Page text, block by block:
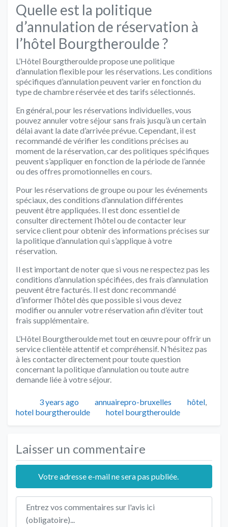
Quelle est la politique
d’annulation de réservation à
l’hôtel Bourgtheroulde ?
L’Hôtel Bourgtheroulde propose une politique
d’annulation flexible pour les réservations. Les conditions
spécifiques d’annulation peuvent varier en fonction du
type de chambre réservée et des tarifs sélectionnés.
En général, pour les réservations individuelles, vous
pouvez annuler votre séjour sans frais jusqu’à un certain
délai avant la date d’arrivée prévue. Cependant, il est
recommandé de vérifier les conditions précises au
moment de la réservation, car des politiques spécifiques
peuvent s’appliquer en fonction de la période de l’année
ou des offres promotionnelles en cours.
Pour les réservations de groupe ou pour les événements
spéciaux, des conditions d’annulation différentes
peuvent être appliquées. Il est donc essentiel de
consulter directement l’hôtel ou de contacter leur
service client pour obtenir des informations précises sur
la politique d’annulation qui s’applique à votre
réservation.
Il est important de noter que si vous ne respectez pas les
conditions d’annulation spécifiées, des frais d’annulation
peuvent être facturés. Il est donc recommandé
d’informer l’hôtel dès que possible si vous devez
modifier ou annuler votre réservation afin d’éviter tout
frais supplémentaire.
L’Hôtel Bourgtheroulde met tout en œuvre pour offrir un
service clientèle attentif et compréhensif. N’hésitez pas
à les contacter directement pour toute question
concernant la politique d’annulation ou toute autre
demande liée à votre séjour.
Publié3 years ago Auteur
annuairepro-bruxelles Catégories
hôtel,
hotel bourgtheroulde
Tags
hotel bourgtheroulde
Laisser un commentaire
Votre adresse e-mail ne sera pas publiée.
Texte de l'avis